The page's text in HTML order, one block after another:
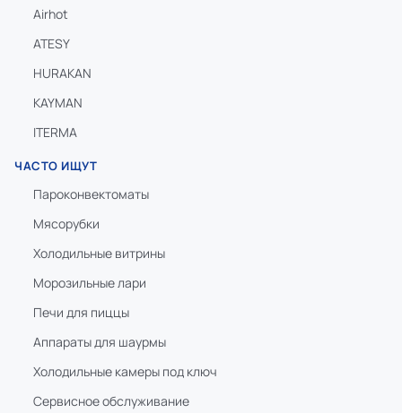
Airhot
ATESY
HURAKAN
KAYMAN
ITERMA
ЧАСТО ИЩУТ
Пароконвектоматы
Мясорубки
Холодильные витрины
Морозильные лари
Печи для пиццы
Аппараты для шаурмы
Холодильные камеры под ключ
Сервисное обслуживание